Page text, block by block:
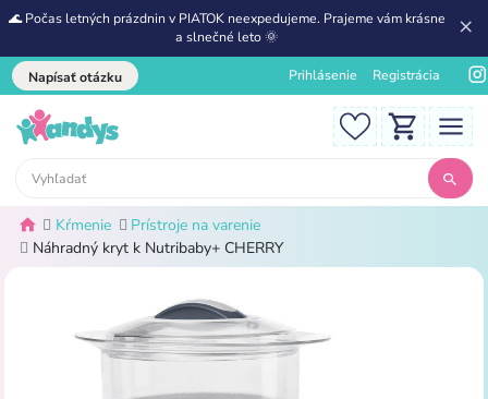
🌊 Počas letných prázdnin v PIATOK neexpedujeme. Prajeme vám krásne
a slnečné leto 🌞
Napísať otázku Prihlásenie Registrácia
Kŕmenie
Prístroje na varenie
Náhradný kryt k Nutribaby+ CHERRY